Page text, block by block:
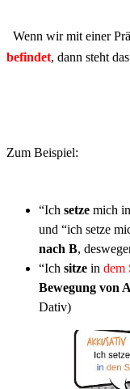
Wenn wir mit einer
befindet, dann steht
Zum Beispiel:
“Ich setze mich in
und “ich setze
nach B,
“Ich sitze in dem
Bewegung von
Dativ)